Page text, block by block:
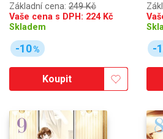
Základní cena: 249 Kč
Vaše cena s DPH: 224Kč
Skladem
-10%
Koupit
-